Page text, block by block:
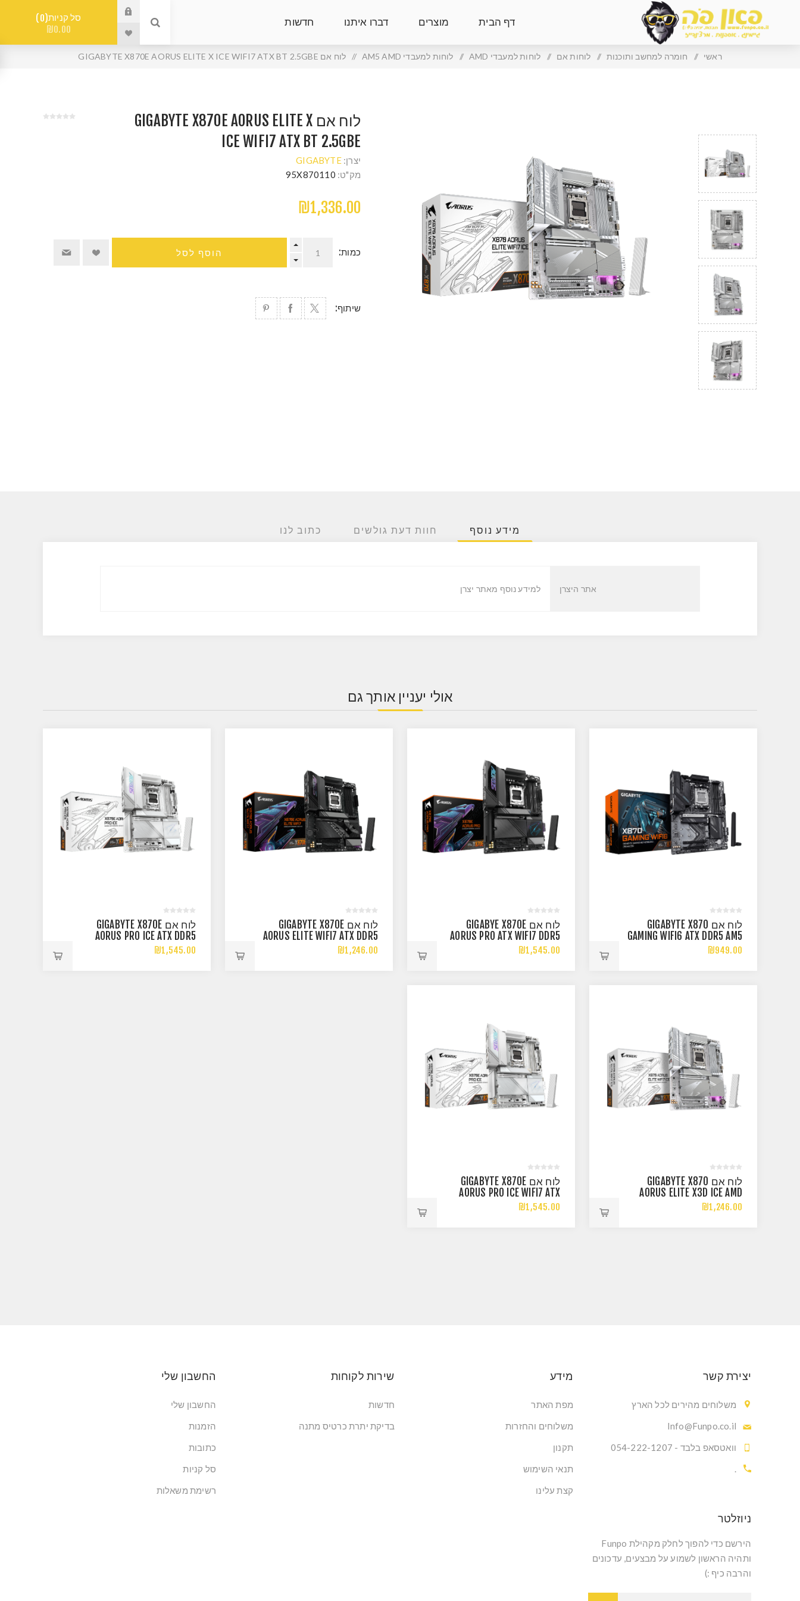
דף הבית מוצרים דברו איתנו חדשות סל קניות 0
₪0.00
ראשי / חומרה למחשב ותוכנות / לוחות אם / לוחות למעבדי AMD / לוחות למעבדי AM5 AMD / לוח אם GIGABYTE X870E AORUS ELITE X ICE WIFI7 ATX BT 2.5GBE
לוח אם GIGABYTE X870E AORUS ELITE X
ICE WIFI7 ATX BT 2.5GBE
יצרן: GIGABYTE
מק"ט: 95X870110
₪1,336.00
כמות: הוסף לסל
שיתוף:
מידע נוסף חוות דעת גולשים כתוב לנו
אתר היצרן למידע נוסף מאתר יצרן
אולי יעניין אותך גם
לוח אם GIGABYTE X870
GAMING WIFI6 ATX DDR5 AM5
BT 2.5GB LAN
₪949.00
לוח אם GIGABYE X870E
AORUS PRO ATX WIFI7 DDR5
AM5 2.5GBE LAN
₪1,545.00
לוח אם GIGABYTE X870E
AORUS ELITE WIFI7 ATX DDR5
AM5 BT 2.5GBE LA
₪1,246.00
לוח אם GIGABYTE X870E
AORUS PRO ICE ATX DDR5
WIFI7 AM5 2.5GBE LAN
₪1,545.00
לוח אם GIGABYTE X870
AORUS ELITE X3D ICE AMD
AM5 WIFI7 ATX
₪1,246.00
לוח אם GIGABYTE X870E
AORUS PRO ICE WIFI7 ATX
DDR5 AM5 BT 2.5GBE
₪1,545.00
יצירת קשר
משלוחים מהירים לכל הארץ
Info@Funpo.co.il
וואטסאפ בלבד - 054-222-1207
.
מידע
מפת האתר
משלוחים והחזרות
תקנון
תנאי השימוש
קצת עלינו
שירות לקוחות
חדשות
בדיקת יתרת כרטיס מתנה
החשבון שלי
החשבון שלי
הזמנות
כתובות
סל קניות
רשימת משאלות
ניוזלטר
הירשם כדי להפוך לחלק מקהילת Funpo
ותהיה הראשון לשמוע על מבצעים, עדכונים
והרבה כיף :)